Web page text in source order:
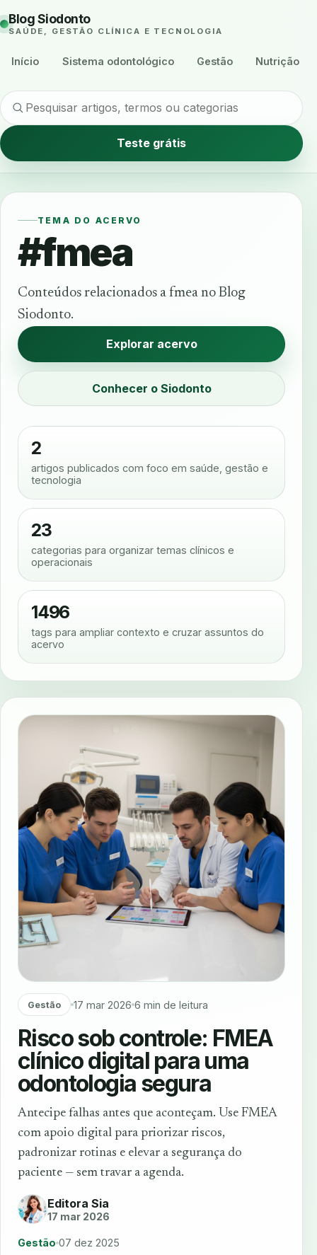
Blog Siodonto
SAÚDE, GESTÃO CLÍNICA E TECNOLOGIA
Início Sistema odontológico Gestão Nutrição
Teste grátis
TEMA DO ACERVO
#fmea
Conteúdos relacionados a fmea no Blog
Siodonto.
Explorar acervo
Conhecer o Siodonto
2
artigos publicados com foco em saúde, gestão e
tecnologia
23
categorias para organizar temas clínicos e
operacionais
1496
tags para ampliar contexto e cruzar assuntos do
acervo
Gestão 17 mar 2026 6 min de leitura
Risco sob controle: FMEA
clínico digital para uma
odontologia segura
Antecipe falhas antes que aconteçam. Use FMEA
com apoio digital para priorizar riscos,
padronizar rotinas e elevar a segurança do
paciente — sem travar a agenda.
Editora Sia
17 mar 2026
Gestão 07 dez 2025